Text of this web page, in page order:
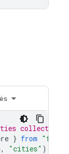
collection
} from
, "cities" );